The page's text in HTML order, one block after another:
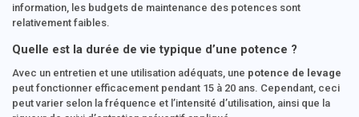
information, les budgets de maintenance des potences sont
relativement faibles.
Quelle est la durée de vie typique d’une potence ?
Avec un entretien et une utilisation adéquats, une potence de levage
peut fonctionner efficacement pendant 15 à 20 ans. Cependant, ceci
peut varier selon la fréquence et l’intensité d’utilisation, ainsi que la